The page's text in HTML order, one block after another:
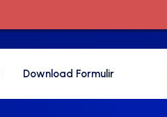
Download Formulir